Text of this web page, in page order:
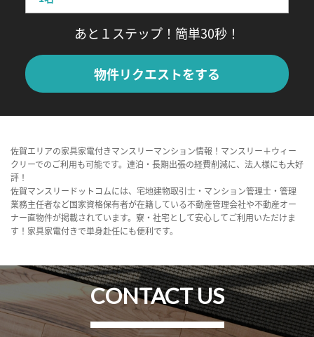
あと１ステップ！簡単30秒！
物件リクエストをする
佐賀エリアの家具家電付きマンスリーマンション情報！マンスリー＋ウィー
クリーでのご利用も可能です。連泊・長期出張の経費削減に、法人様にも大好
評！
佐賀マンスリードットコムには、宅地建物取引士・マンション管理士・管理
業務主任者など国家資格保有者が在籍している不動産管理会社や不動産オー
ナー直物件が掲載されています。寮・社宅として安心してご利用いただけま
す！家具家電付きで単身赴任にも便利です。
CONTACT US